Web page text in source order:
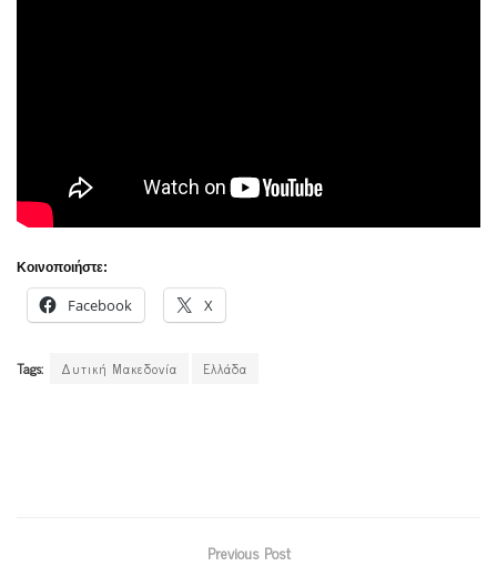
Κοινοποιήστε:
Facebook X
Tags: Δυτική Μακεδονία Ελλάδα
Previous Post